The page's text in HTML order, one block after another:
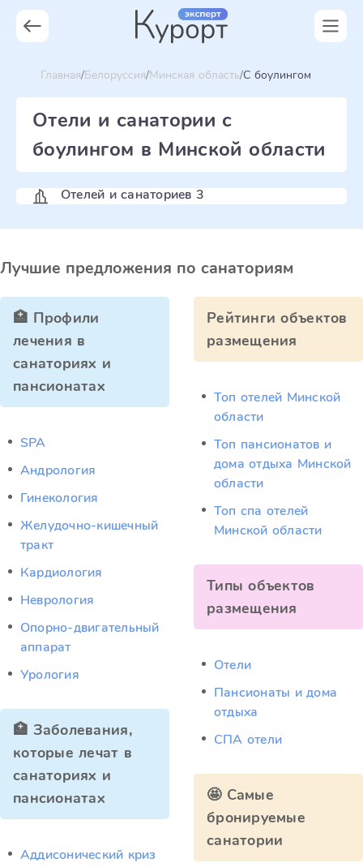
Главная Белоруссия Минская область С боулингом
Отели и санатории с
боулингом в Минской области
Отелей и санаториев 3
Лучшие предложения по санаториям
🏥 Профили
лечения в
санаториях и
пансионатах
SPA
Андрология
Гинекология
Желудочно-кишечный
тракт
Кардиология
Неврология
Опорно-двигательный
аппарат
Урология
🏥 Заболевания,
которые лечат в
санаториях и
пансионатах
Аддисонический криз
Рейтинги объектов
размещения
Топ отелей Минской
области
Топ пансионатов и
дома отдыха Минской
области
Топ спа отелей
Минской области
Типы объектов
размещения
Отели
Пансионаты и дома
отдыха
СПА отели
🤩 Самые
бронируемые
санатории